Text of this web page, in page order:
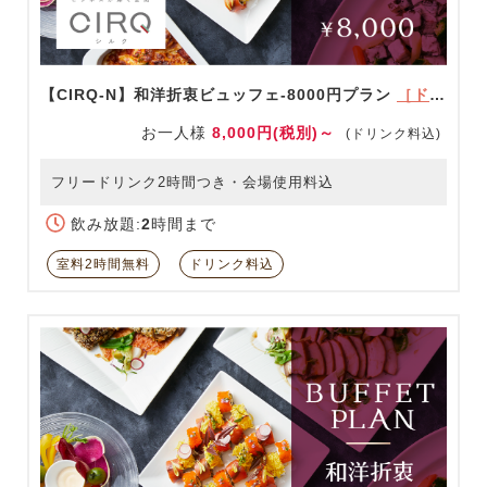
【CIRQ-N】和洋折衷ビュッフェ-8000円プラン ［ドリンク充実！］
お一人様 8,000円(税別)～ (ドリンク料込)
フリードリンク2時間つき・会場使用料込
飲み放題:2時間まで
室料2時間無料 ドリンク料込